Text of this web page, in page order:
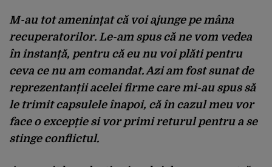
M-au tot amenințat că voi ajunge pe mâna
recuperatorilor. Le-am spus că ne vom vedea
în instanță, pentru că eu nu voi plăti pentru
ceva ce nu am comandat. Azi am fost sunat de
reprezentanții acelei firme care mi-au spus să
le trimit capsulele înapoi, că în cazul meu vor
face o excepție si vor primi returul pentru a se
stinge conflictul.